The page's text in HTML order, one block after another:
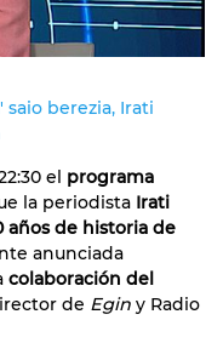
berezia, Irati
el programa
la periodista Irati
años de historia de
anunciada
colaboración del
de Egin y Radio